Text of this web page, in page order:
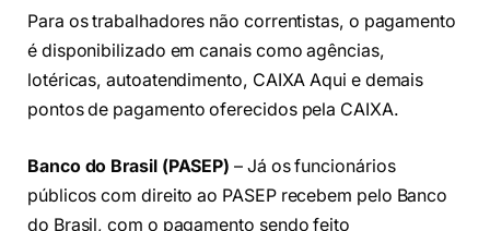
Para os trabalhadores não correntistas, o pagamento
é disponibilizado em canais como agências,
lotéricas, autoatendimento, CAIXA Aqui e demais
pontos de pagamento oferecidos pela CAIXA.
Banco do Brasil (PASEP) – Já os funcionários
públicos com direito ao PASEP recebem pelo Banco
do Brasil, com o pagamento sendo feito